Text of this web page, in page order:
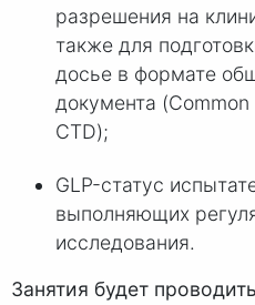
разрешения на
также для
досье в формате
документа
CTD);
GLP-статус
выполняющих
исследования.
Занятия будет